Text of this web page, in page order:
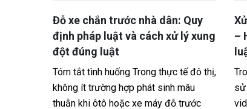
Xử lý khi bị xâm phạm bản quyền
– Hướng dẫn từ góc nhìn pháp
luật
Trong thời đại số hóa, việc sao chép,
sử dụng trái phép hình ảnh, bài viết,
video, phần mềm… xảy ra ngày càng